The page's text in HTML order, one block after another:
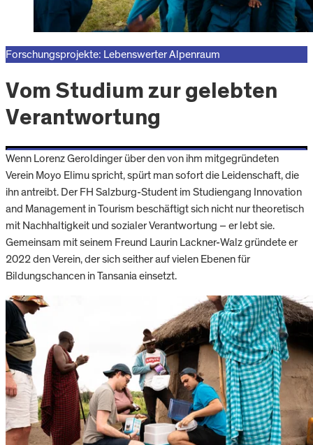
Forschungsprojekte: Lebenswerter Alpenraum
Vom Studium zur gelebten
Verantwortung
Wenn Lorenz Geroldinger über den von ihm mitgegründeten
Verein Moyo Elimu spricht, spürt man sofort die Leidenschaft, die
ihn antreibt. Der FH Salzburg-Student im Studiengang Innovation
and Management in Tourism beschäftigt sich nicht nur theoretisch
mit Nachhaltigkeit und sozialer Verantwortung – er lebt sie.
Gemeinsam mit seinem Freund Laurin Lackner-Walz gründete er
2022 den Verein, der sich seither auf vielen Ebenen für
Bildungschancen in Tansania einsetzt.